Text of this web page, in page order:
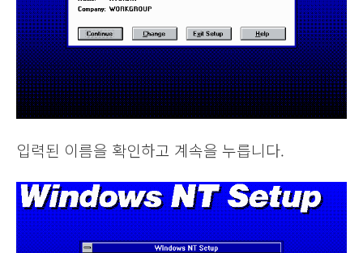
입력된 이름을 확인하고 계속을 누릅니다.